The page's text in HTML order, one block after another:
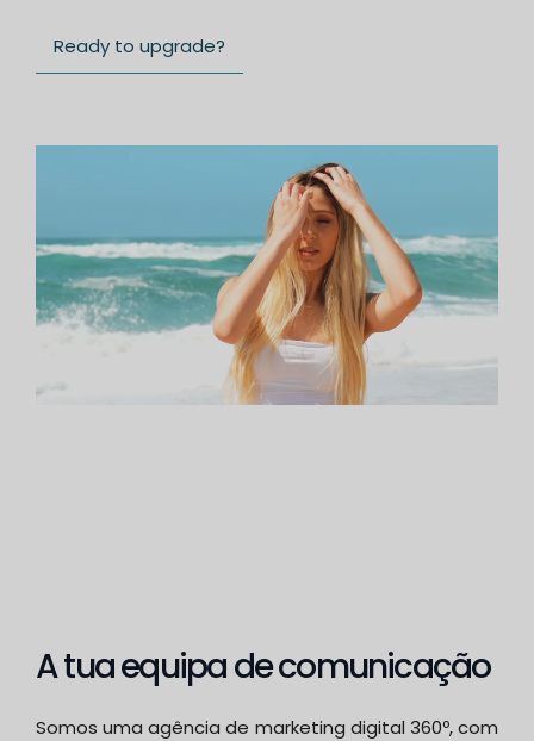
Ready to upgrade?
A tua equipa de comunicação
Somos uma agência de marketing digital 360º, com